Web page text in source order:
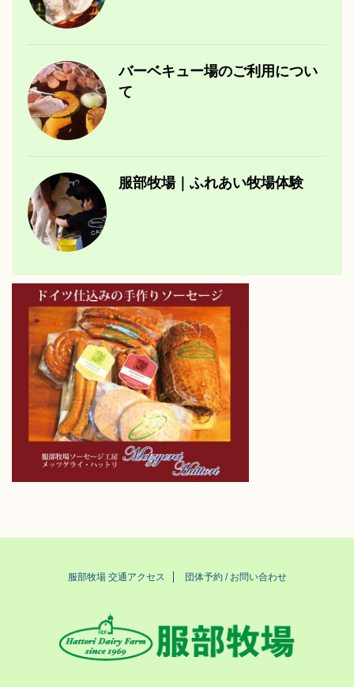
バーベキュー場のご利用につい
て
服部牧場｜ふれあい牧場体験
服部牧場 交通アクセス 団体予約 / お問い合わせ